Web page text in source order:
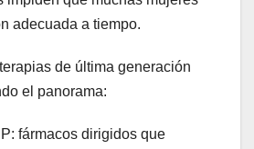
adecuada a tiempo.
de última generación
el panorama:
fármacos dirigidos que